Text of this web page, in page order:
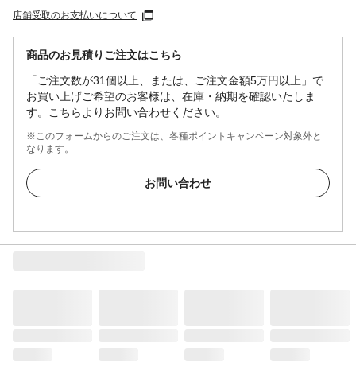
店舗受取のお支払いについて
商品のお見積りご注文はこちら
「ご注文数が31個以上、または、ご注文金額5万円以上」で
お買い上げご希望のお客様は、在庫・納期を確認いたしま
す。こちらよりお問い合わせください。
※このフォームからのご注文は、各種ポイントキャンペーン対象外と
なります。
お問い合わせ